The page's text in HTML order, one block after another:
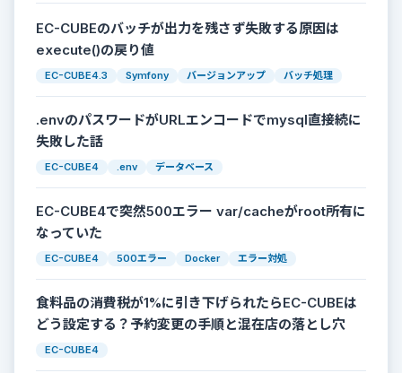
EC-CUBEのバッチが出力を残さず失敗する原因は
execute()の戻り値
EC-CUBE4.3 Symfony バージョンアップ バッチ処理
.envのパスワードがURLエンコードでmysql直接続に
失敗した話
EC-CUBE4 .env データベース
EC-CUBE4で突然500エラー var/cacheがroot所有に
なっていた
EC-CUBE4 500エラー Docker エラー対処
食料品の消費税が1%に引き下げられたらEC-CUBEは
どう設定する？予約変更の手順と混在店の落とし穴
EC-CUBE4